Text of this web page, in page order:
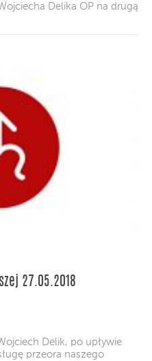
Delika OP na drugą
27.05.2018
Delik, po upływie
przeora naszego